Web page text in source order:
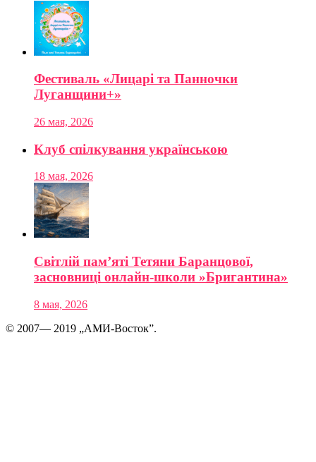
Фестиваль «Лицарі та Панночки
Луганщини+»
26 мая, 2026
Клуб спілкування українською
18 мая, 2026
Світлій пам’яті Тетяни Баранцової,
засновниці онлайн-школи »Бригантина»
8 мая, 2026
© 2007— 2019 „АМИ-Восток”.